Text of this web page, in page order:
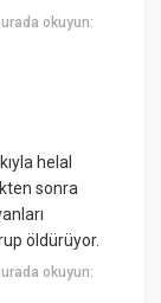
okuyun:
helal
sonra
öldürüyor.
okuyun: